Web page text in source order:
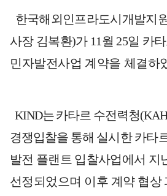
한국해외인프라도시개발지
사장 김복환)가 11월 25일 카
민자발전사업 계약을 체결하
KIND는 카타르 수전력청
경쟁입찰을 통해 실시한 카타
발전 플랜트 입찰사업에서 지
선정되었으며 이후 계약 협상